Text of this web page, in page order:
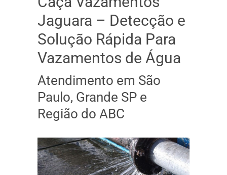
Jaguara – Detecção e
Solução Rápida Para
Vazamentos de Água
Atendimento em São
Paulo, Grande SP e
Região do ABC